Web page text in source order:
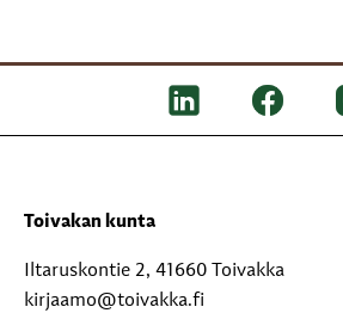
Toivakan kunta
Iltaruskontie 2, 41660 Toivakka
kirjaamo@toivakka.fi